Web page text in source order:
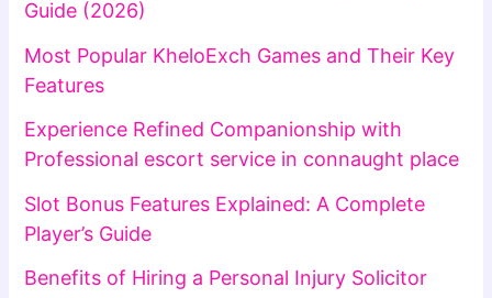
Guide (2026)
Most Popular KheloExch Games and Their Key
Features
Experience Refined Companionship with
Professional escort service in connaught place
Slot Bonus Features Explained: A Complete
Player’s Guide
Benefits of Hiring a Personal Injury Solicitor